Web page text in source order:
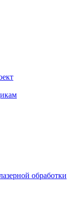
обработки